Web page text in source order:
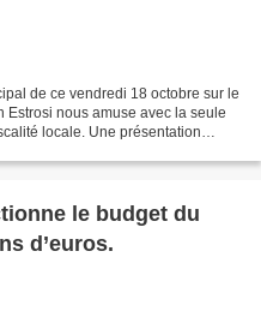
de ce vendredi 18 octobre sur le
nous amuse avec la seule
locale. Une présentation
le budget du
d’euros.